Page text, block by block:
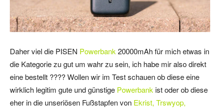
Daher viel die PISEN Powerbank 20000mAh für mich etwas in
die Kategorie zu gut um wahr zu sein, ich habe mir also direkt
eine bestellt ???? Wollen wir im Test schauen ob diese eine
wirklich legitim gute und günstige Powerbank ist oder ob diese
eher in die unseriösen Fußstapfen von Ekrist, Trswyop,